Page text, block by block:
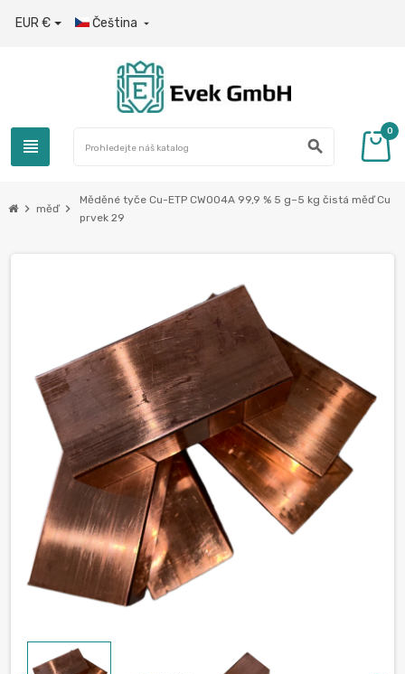
EUR € Čeština 
view_headline search
0
chevron_right měď chevron_right
Měděné tyče Cu-ETP CW004A 99,9 % 5 g–5 kg čistá měď Cu
prvek 29